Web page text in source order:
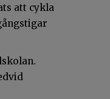
att cykla